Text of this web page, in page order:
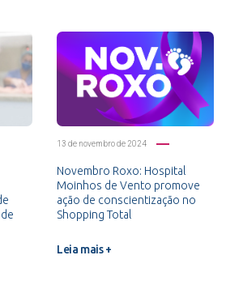
13 de novembro de 2024
Novembro Roxo: Hospital
Moinhos de Vento promove
ação de conscientização no
Shopping Total
Leia mais +